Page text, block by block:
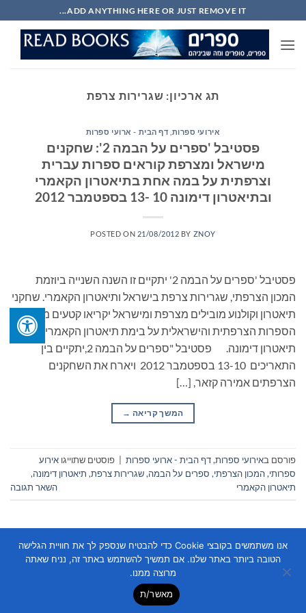
to
content
ADD ANYTHING HERE OR JUST REMOVE IT...
תג ארכיון: שגרירות צרפת
אירועי ספרות דף הבית - ארועי ספרות
פסטיבל 'ספרים על הבמה 2': שחקנים
מישראל ומצרפת קוראים ספרות עברית
וצרפתית על במה אחת בתיאטרון הקאמרי
ובתיאטרון דימונה 10 -13 בספטמבר 2012
POSTED ON 21/08/2012 BY ZNOY
פסטיבל 'ספרים על הבמה 2' יתקיים זו השנה השנייה ביוזמת
המכון הצרפתי, שגרירות צרפת בישראל ותיאטרון הקאמרי. שחקני
תיאטרון וקולנוע מובילים מצרפת ומישראל יקריאו קטעים ממיטב
הספרות הצרפתית והישראלית על בימת תיאטרון הקאמרי ובימת
תיאטרון דימונה. פסטיבל "ספרים על הבמה 2,יתקיים בין
התאריכים 13-10 בספטמבר 2012 ויארח את השחקנים
הצרפתים אמירה קזאר, […]
המשך קריאה →
פורסם באירועי ספרות,דף הבית - ארועי ספרות פוסטים שתוייגו אירוע
ספרותי,המכון הצרפתי, ספרים על הבמה,שגרירות צרפת, תיאטרון דימונה,
תיאטרון הקאמרי
השאר תגובה
Copyright 2026 ©Flatsome Theme
אנו משתמשים בקובצי Cookie כדי להבטיח שנספק לך את חוויית הגלישה
הטובה ביותר באתר שלנו. אם תמשיך להשתמש באתר זה, נניח שאתה
מרוצה ממנו.
מאשר/ת